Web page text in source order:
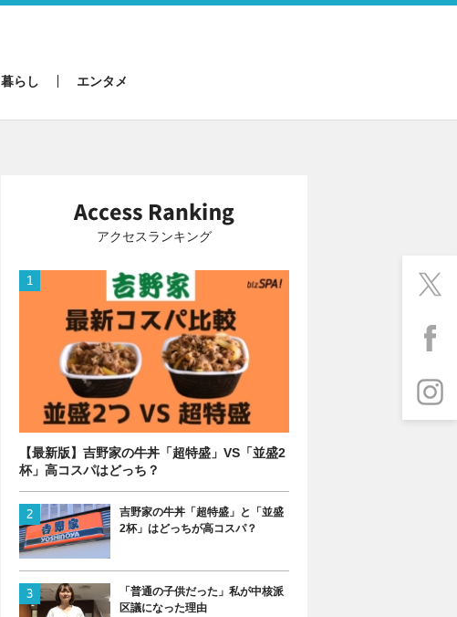
暮らし エンタメ
アクセスランキング
【最新版】吉野家の牛丼「超特盛」VS「並盛2
杯」高コスパはどっち？
吉野家の牛丼「超特盛」と「並盛
2杯」はどっちが高コスパ？
「普通の子供だった」私が中核派
区議になった理由